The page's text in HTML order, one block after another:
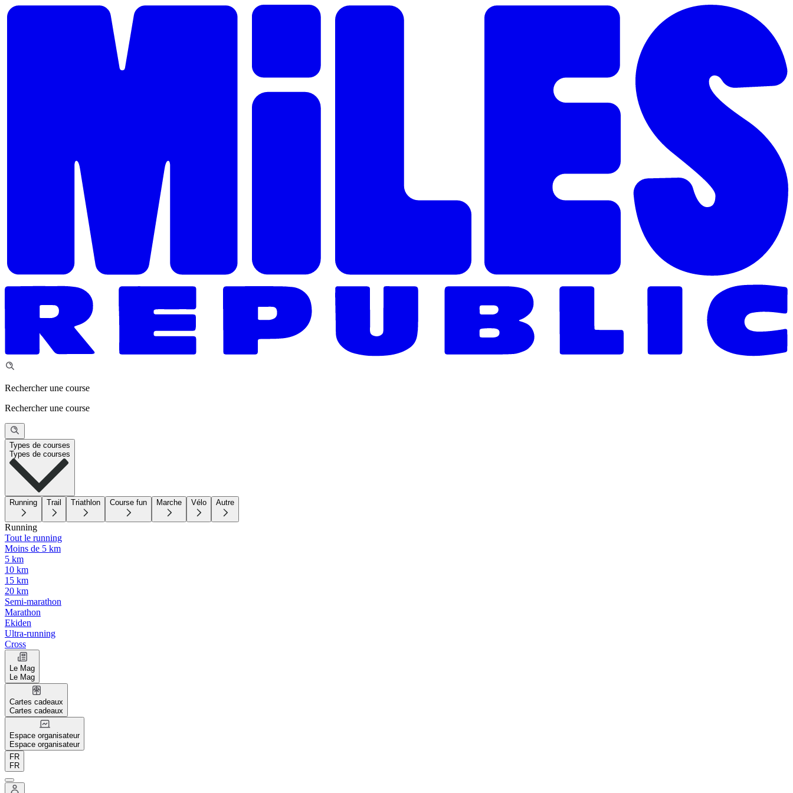
Rechercher une course
Rechercher une course
Types de courses
Types de courses
Running Trail Triathlon Course fun Marche Vélo Autre
Running
Tout le running
Moins de 5 km
5 km
10 km
15 km
20 km
Semi-marathon
Marathon
Ekiden
Ultra-running
Cross
Le Mag
Le Mag
Cartes cadeaux
Cartes cadeaux
Espace organisateur
Espace organisateur
FR
FR